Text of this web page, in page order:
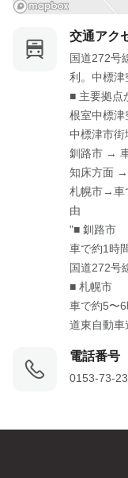
交通アク
国道272号
利。中標津
■ 主要拠点
根室中標
中標津市
釧路市 →
知床方面 →
札幌市→車
由
"■ 釧路市
車で約1時
国道272号
■ 札幌市
車で約5〜6
道東自動車
電話番号
0153-73-